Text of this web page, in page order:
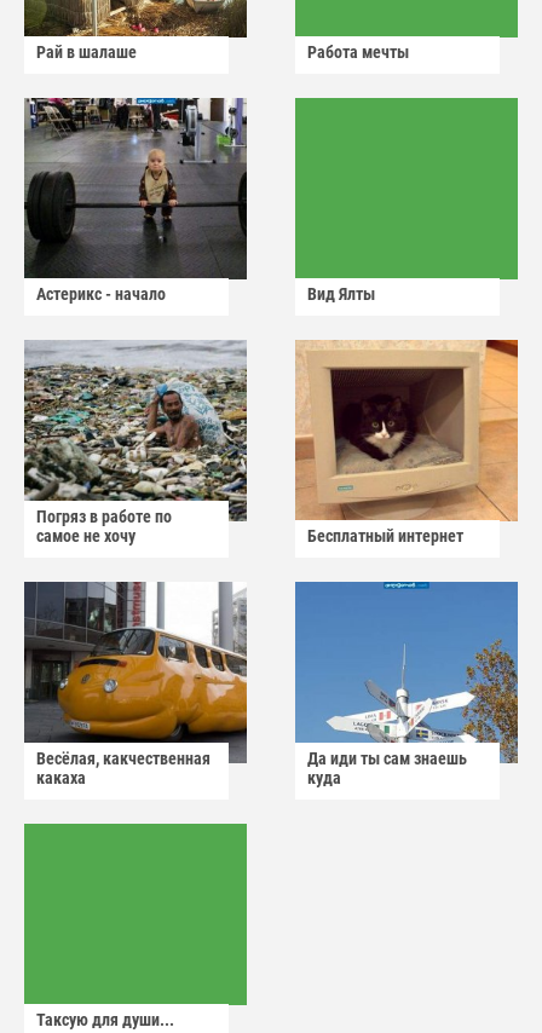
Рай в шалаше Работа мечты
Астерикс - начало Вид Ялты
Погряз в работе по
самое не хочу
Бесплатный интернет
Весёлая, какчественная
какаха
Да иди ты сам знаешь
куда
Таксую для души...